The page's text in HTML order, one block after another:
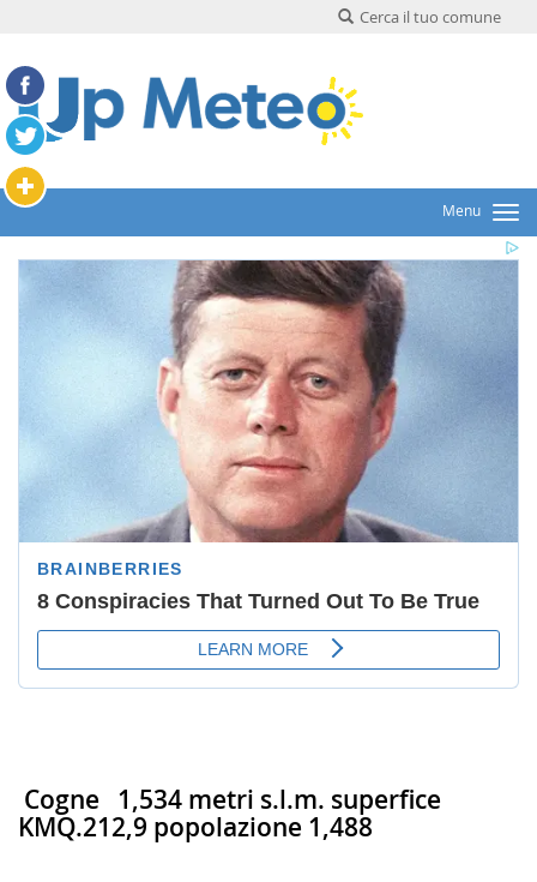
Cerca il tuo comune
Menu
Cogne 1,534 metri s.l.m. superfice
KMQ.212,9 popolazione 1,488